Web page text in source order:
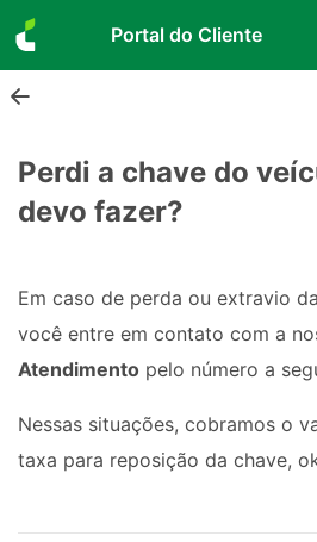
Portal do Cliente
Perdi a chave do
devo fazer?
Em caso de perda ou extravio
você entre em contato com a
Atendimento pelo número a
Nessas situações, cobramos o
taxa para reposição da chave,